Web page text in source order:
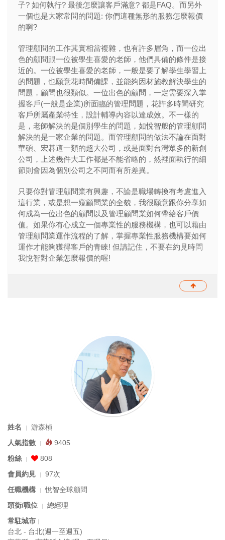
子? 如何執行? 最後怎麼讓客戶滿意? 都是FAQ。而另外
一個也是大家常問的問題: 你們這種無形的服務怎麼報價
的啊?
管理顧問的工作其實相當複雜，也有許多眉角，而一位出
色的顧問跟一位被學生喜愛的老師，他們具備的條件是接
近的。一位被學生喜愛的老師，一般是要了解學生學習上
的問題，也願意花時間備課，並能夠因材施教解決學生的
問題，顧問也很類似。一位出色的顧問，一定需要深入掌
握客戶(一般是企業)所面臨的管理問題，花許多時間研究
客戶所屬產業特性，設計輔導內容以達成效。不一樣的
是，老師解決的是個別學生的問題，如悅智般的管理顧問
解決的是一家企業的問題。而管理顧問的做法不論在面對
華碩、宏碁這一類的超大公司，或是面對台灣眾多的新創
公司，上述幾件大工作都是不能省略的，然裡面執行的細
節則會因為個別公司之不同而有所差異。
只要你對管理顧問業有興趣，不論是職場轉換有考慮進入
這行業，或是想一窺顧問業的全貌，我很願意跟你分享如
何成為一位出色的顧問以及管理顧問業如何帶給客戶價
值。如果你有心成立一個專業性的服務機構，也可以藉由
管理顧問業運作流程的了解，掌握專業性服務機構要如何
運作才能夠獲得客戶的青睞! 但請記住，不要在約見時問
我悅智對企業怎麼報價的喔!
姓名
游森楨
人氣指數
9405
粉絲
808
會員約見
97次
任職機構
悅智全球顧問
頭銜/職位
總經理
常駐城市
台北 - 台北(週一至週五)